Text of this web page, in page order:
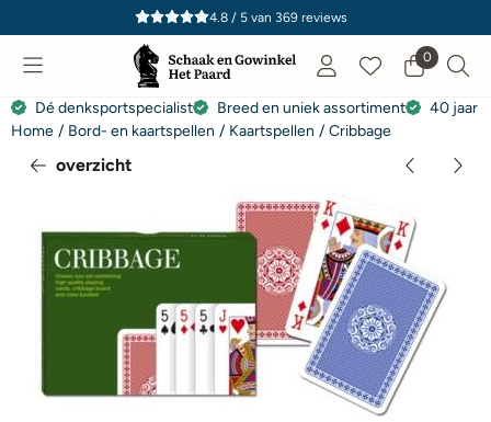
Cookievoorkeuren zijn momenteel gesloten.
4.8 / 5van 369reviews
0
Dé denksportspecialist Breed en uniek assortiment
40 jaar
Home / Bord- en kaartspellen / Kaartspellen / Cribbage
overzicht